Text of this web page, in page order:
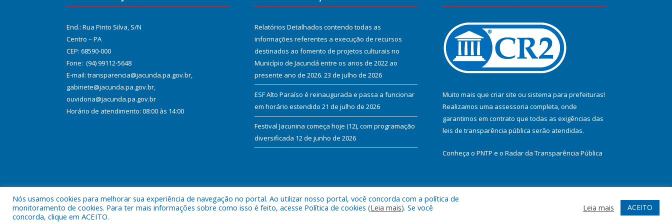
End.: Rua Pinto Silva, S/N
Centro – PA
CEP: 68590-000
Fone: (94) 99112-5648
E-mail: transparencia@jacunda.pa.gov.br,
gabinete@jacunda.pa.gov.br,
ouvidoria@jacunda.pa.gov.br
Horário de atendimento: 08:00 às 14:00
Relatórios Detalhados contendo todas as
informações referentes a execução de recursos
destinados ao fomento de projetos culturais no
Município de Jacundá entre os anos de 2022 ao
presente ano de 2026. 23 de julho de 2026
ESF Alto Paraíso é reinaugurada e passa a funcionar
em horário estendido 21 de julho de 2026
Festival Jacunina começa hoje (12), com programação
diversificada 12 de junho de 2026
Muito mais que criar site ou sistema para prefeituras!
Realizamos uma assessoria completa, onde
garantimos em contrato que todas as exigências das
leis de transparência pública serão atendidas.
Conheça o PNTP e o Radar da Transparência Pública
Todos os direitos reservados a Prefeitura Municipal de Jacundá. Mapa do Site Acessar Webmail
Nós usamos cookies para melhorar sua experiência de navegação no portal. Ao utilizar nosso portal, você concorda com a política de
monitoramento de cookies. Para ter mais informações sobre como isso é feito, acesse Política de cookies (Leia mais). Se você
concorda, clique em ACEITO.
Leia mais ACEITO